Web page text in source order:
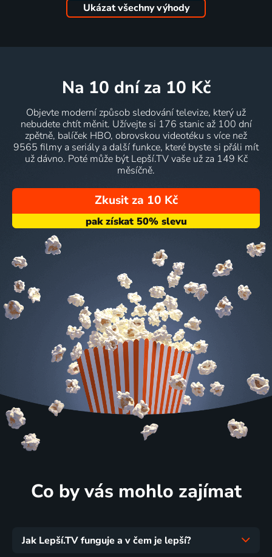
Ukázat všechny výhody
na 10 dní za 10 Kč
Objevte moderní způsob sledování televize, který už
nebudete chtít měnit. Užívejte si 176 stanic až 100 dní
zpětně, balíček HBO, obrovskou videotéku s více než
9565 filmy a seriály a další funkce, které byste si přáli mít
už dávno. Poté může být Lepší.TV vaše už za 149 Kč
měsíčně.
Zkusit za 10 Kč
Co by vás mohlo zajímat
Jak Lepší.TV funguje a v čem je lepší?